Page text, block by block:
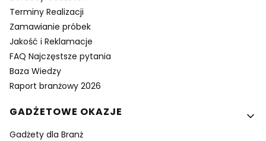
Terminy Realizacji
Zamawianie próbek
Jakość i Reklamacje
FAQ Najczęstsze pytania
Baza Wiedzy
Raport branżowy 2026
GADŻETOWE OKAZJE
Gadżety dla Branż